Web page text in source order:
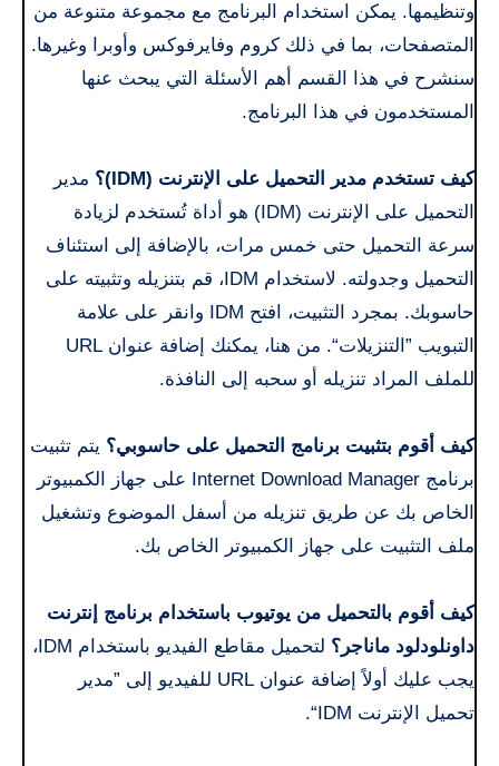
وتنظيمها. يمكن استخدام البرنامج مع مجموعة متنوعة من
المتصفحات، بما في ذلك كروم وفايرفوكس وأوبرا وغيرها.
سنشرح في هذا القسم أهم الأسئلة التي يبحث عنها
المستخدمون في هذا البرنامج.
كيف تستخدم مدير التحميل على الإنترنت (IDM)؟
مدير
التحميل على الإنترنت (IDM) هو أداة تُستخدم لزيادة
سرعة التحميل حتى خمس مرات، بالإضافة إلى استئناف
التحميل وجدولته. لاستخدام IDM، قم بتنزيله وتثبيته على
حاسوبك. بمجرد التثبيت، افتح IDM وانقر على علامة
التبويب ”التنزيلات“. من هنا، يمكنك إضافة عنوان URL
للملف المراد تنزيله أو سحبه إلى النافذة.
كيف أقوم بتثبيت برنامج التحميل على حاسوبي؟ يتم تثبيت
برنامج Internet Download Manager على جهاز الكمبيوتر
الخاص بك عن طريق تنزيله من أسفل الموضوع وتشغيل
ملف التثبيت على جهاز الكمبيوتر الخاص بك.
كيف أقوم بالتحميل من يوتيوب باستخدام برنامج إنترنت
داونلودلود ماناجر؟
لتحميل مقاطع الفيديو باستخدام IDM،
يجب عليك أولاً إضافة عنوان URL للفيديو إلى ”مدير
تحميل الإنترنت IDM“.